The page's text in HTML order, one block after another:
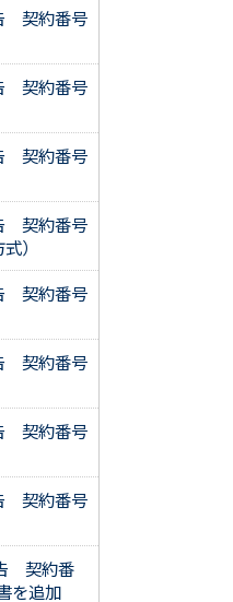
契約番号
契約番号
契約番号
契約番号
）
契約番号
契約番号
契約番号
契約番号
契約番
を追加